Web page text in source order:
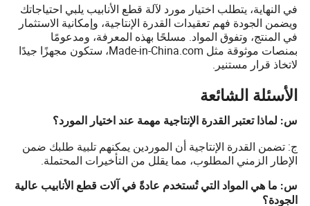
في النهاية، يتطلب اختيار مورد لآلة قطع الأنابيب يلبي احتياجاتك
ويضمن الجودة فهم تعقيدات القدرة الإنتاجية، وإمكانية الاستثمار
في المنتج، وتفوق المواد. مسلحًا بهذه المعرفة، ومدعومًا
بمنصات موثوقة مثل Made-in-China.com، ستكون مجهزًا جيدًا
لاتخاذ قرار مستنير.
الأسئلة الشائعة
س: لماذا تعتبر القدرة الإنتاجية مهمة عند اختيار المورد؟
ج: تضمن القدرة الإنتاجية أن الموردين يمكنهم تلبية طلبك ضمن
الإطار الزمني المطلوب، مما يقلل من التأخيرات المحتملة.
س: ما هي المواد التي تُستخدم عادةً في آلات قطع الأنابيب عالية
الجودة؟